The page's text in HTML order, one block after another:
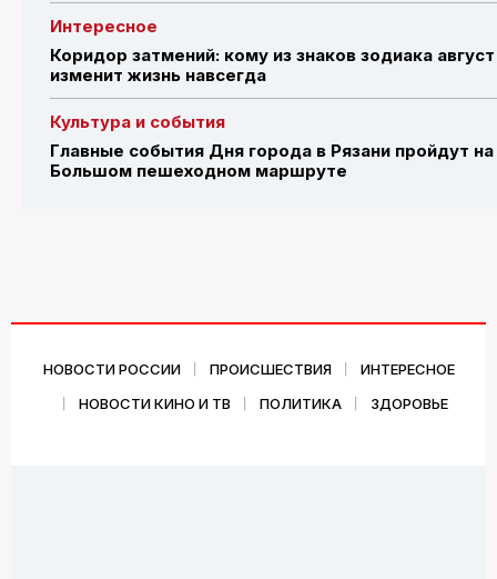
Интересное
Коридор затмений: кому из знаков зодиака август
изменит жизнь навсегда
Культура и события
Главные события Дня города в Рязани пройдут на
Большом пешеходном маршруте
НОВОСТИ РОССИИ ПРОИСШЕСТВИЯ
ИНТЕРЕСНОЕ
НОВОСТИ КИНО И ТВ
ПОЛИТИКА ЗДОРОВЬЕ